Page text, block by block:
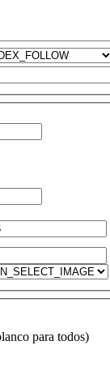
para todos)